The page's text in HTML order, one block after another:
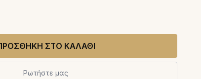
ΣΤΟ ΚΑΛΑΘΙ
Ρωτήστε μας